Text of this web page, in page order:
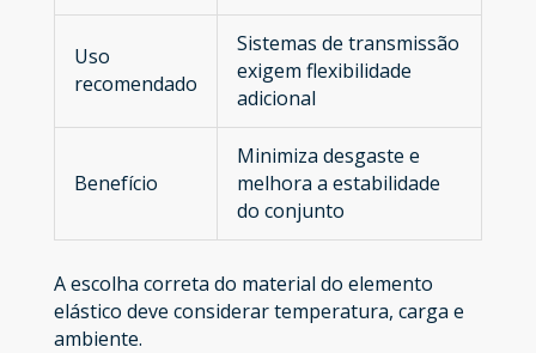
Uso
recomendado
Sistemas de transmissão
exigem flexibilidade
adicional
Benefício
Minimiza desgaste e
melhora a estabilidade
do conjunto
A escolha correta do material do elemento
elástico deve considerar temperatura, carga e
ambiente.